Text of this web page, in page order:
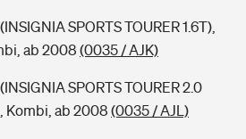
SPORTS TOURER 1.6T),
ab 2008 (0035 / AJK)
SPORTS TOURER 2.0
Kombi, ab 2008 (0035 / AJL)